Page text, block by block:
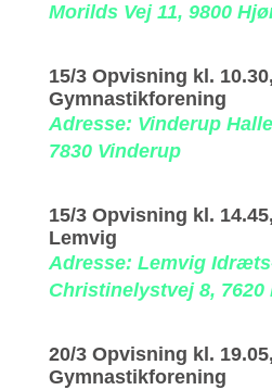
Morilds Vej 11, 9800
15/3 Opvisning kl.
Gymnastikforening
Adresse: Vinderup
7830 Vinderup
15/3 Opvisning kl.
Lemvig
Adresse: Lemvig
Christinelystvej 8, 7620
20/3 Opvisning kl.
Gymnastikforening